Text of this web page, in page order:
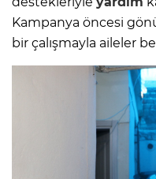
Kampanya öncesi
bir çalışmayla aileler